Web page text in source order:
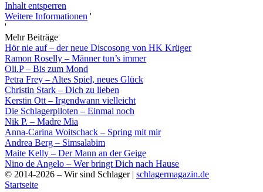
Inhalt entsperren
Weitere Informationen '
'
Mehr Beiträge
Hör nie auf – der neue Discosong von HK Krüger
Ramon Roselly – Männer tun’s immer
Oli.P – Bis zum Mond
Petra Frey – Altes Spiel, neues Glück
Christin Stark – Dich zu lieben
Kerstin Ott – Irgendwann vielleicht
Die Schlagerpiloten – Einmal noch
Nik P. – Madre Mia
Anna-Carina Woitschack – Spring mit mir
Andrea Berg – Simsalabim
Maite Kelly – Der Mann an der Geige
Nino de Angelo – Wer bringt Dich nach Hause
© 2014-2026 – Wir sind Schlager | schlagermagazin.de
Startseite